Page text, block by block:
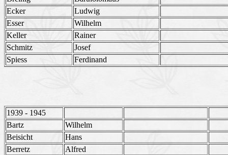
Ecker
Ludwig
Esser
Wilhelm
Keller
Rainer
Schmitz
Josef
Spiess
Ferdinand
1939 - 1945
Bartz
Wilhelm
Beisicht
Hans
Berretz
Alfred